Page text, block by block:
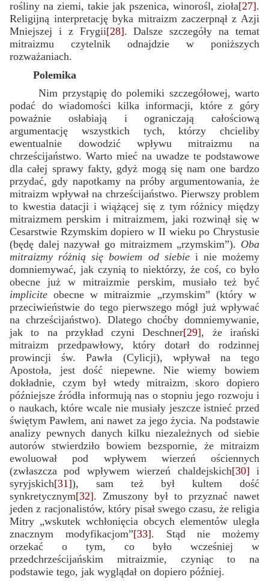
rośliny na ziemi, takie jak pszenica, winorośl, zioła[27].
Religijną interpretację byka mitraizm zaczerpnął z Azji
Mniejszej i z Frygii[28]. Dalsze szczegóły na temat
mitraizmu czytelnik odnajdzie w poniższych
rozważaniach.
Polemika
Nim przystąpię do polemiki szczegółowej, warto
podać do wiadomości kilka informacji, które z góry
poważnie osłabiają i ograniczają całościową
argumentację wszystkich tych, którzy chcieliby
ewentualnie dowodzić wpływu mitraizmu na
chrześcijaństwo. Warto mieć na uwadze te podstawowe
dla całej sprawy fakty, gdyż mogą się nam one bardzo
przydać, gdy napotkamy na próby argumentowania, że
mitraizm wpływał na chrześcijaństwo. Pierwszy problem
to kwestia datacji i wiążącej się z tym różnicy między
mitraizmem perskim i mitraizmem, jaki rozwinął się w
Cesarstwie Rzymskim dopiero w II wieku po Chrystusie
(będę dalej nazywał go mitraizmem „rzymskim”). Oba
mitraizmy różnią się bowiem od siebiei nie możemy
domniemywać, jak czynią to niektórzy, że coś, co było
obecne już w mitraizmie perskim, musiało też być
implicite obecne w mitraizmie „rzymskim” (który w
przeciwieństwie do tego pierwszego mógł już wpływać
na chrześcijaństwo). Dlatego choćby domniemywanie,
jak to na przykład czyni Deschner[29], że irański
mitraizm przedpawłowy, który dotarł do rodzinnej
prowincji św. Pawła (Cylicji), wpływał na tego
Apostoła, jest dość niepewne. Nie wiemy bowiem
dokładnie, czym był wtedy mitraizm, skoro dopiero
późniejsze źródła informują nas o stopniu jego rozwoju i
o naukach, które wcale nie musiały jeszcze istnieć przed
świętym Pawłem, ani nawet za jego życia. Na podstawie
analizy pewnych danych kilku niezależnych od siebie
autorów stwierdziło bowiem bezspornie, że mitraizm
ewoluował pod wpływem wierzeń ościennych
(zwłaszcza pod wpływem wierzeń chaldejskich[30] i
syryjskich[31]), sam też był kultem dość
synkretycznym[32]. Zmuszony był to przyznać nawet
jeden z racjonalistów, który pisał swego czasu, że religia
Mitry „wskutek wchłonięcia obcych elementów uległa
znacznym modyfikacjom”[33]. Stąd nie możemy
orzekać o tym, co było wcześniej w
przedchrześcijańskim mitraizmie, czyniąc to na
podstawie tego, jak wyglądał on dopiero później.